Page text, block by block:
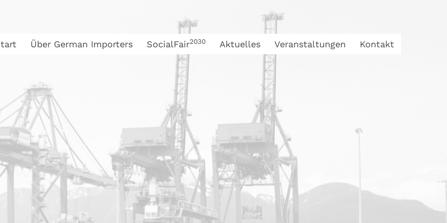
Über German Importers SocialFair2030 Aktuelles Veranstaltungen Kontakt